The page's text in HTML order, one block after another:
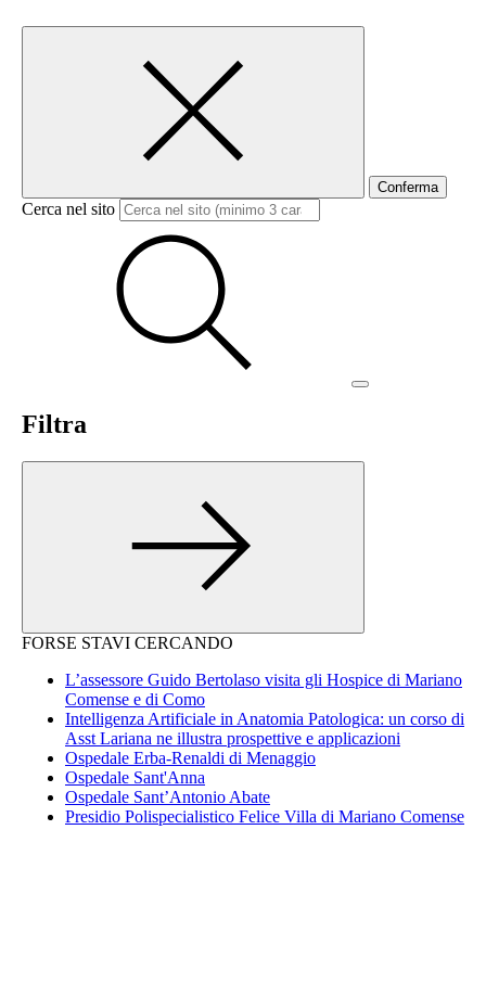
Conferma
Cerca nel sito
Filtra
FORSE STAVI CERCANDO
L’assessore Guido Bertolaso visita gli Hospice di Mariano
Comense e di Como
Intelligenza Artificiale in Anatomia Patologica: un corso di
Asst Lariana ne illustra prospettive e applicazioni
Ospedale Erba-Renaldi di Menaggio
Ospedale Sant'Anna
Ospedale Sant’Antonio Abate
Presidio Polispecialistico Felice Villa di Mariano Comense